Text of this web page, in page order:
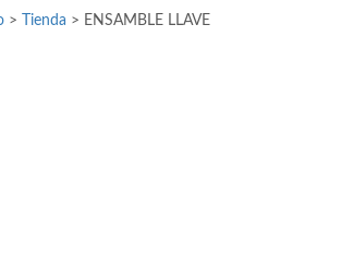
> Tienda > ENSAMBLE LLAVE